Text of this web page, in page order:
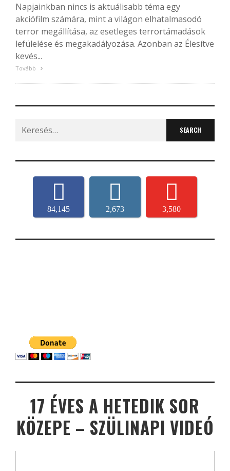
Napjainkban nincs is aktuálisabb téma egy
akciófilm számára, mint a világon elhatalmasodó
terror megállítása, az esetleges terrortámadások
lefülelése és megakadályozása. Azonban az Élesítve
kevés...
Tovább
Search
for:
84,145 2,673 3,580
17 ÉVES A HETEDIK SOR
KÖZEPE – SZÜLINAPI VIDEÓ